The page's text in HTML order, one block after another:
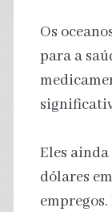
Os
para a
Eles
dólares
empregos.